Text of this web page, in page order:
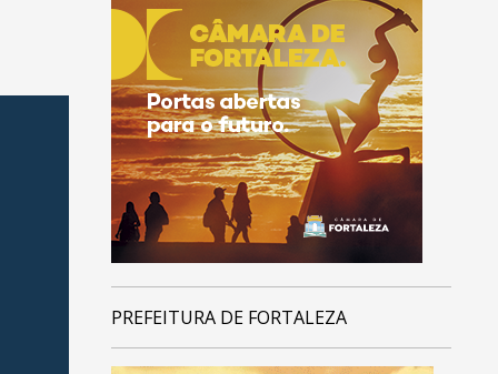
PREFEITURA DE FORTALEZA